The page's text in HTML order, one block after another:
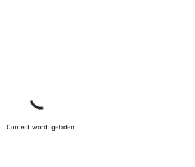
Content wordt geladen